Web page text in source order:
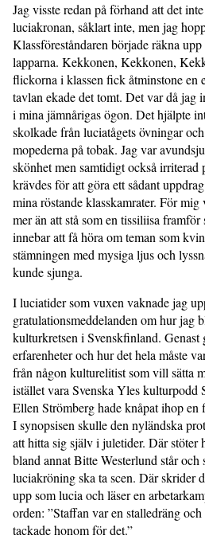
Jag visste redan på förhand att det
luciakronan, såklart inte, men jag
Klassföreståndaren började räkna
lapparna. Kekkonen, Kekkonen,
flickorna i klassen fick åtminstone en
tavlan ekade det tomt. Det var då jag
i mina jämnårigas ögon. Det hjälpte
skolkade från luciatågets övningar
mopederna på tobak. Jag var
skönhet men samtidigt också irriterad
krävdes för att göra ett sådant
mina röstande klasskamrater. För
mer än att stå som en tissiliisa
innebar att få höra om teman som
stämningen med mysiga ljus och
kunde sjunga.
I luciatider som vuxen vaknade jag
gratulationsmeddelanden om hur jag
kulturkretsen i Svenskfinland.
erfarenheter och hur det hela måste
från någon kulturelitist som vill sätta
istället vara Svenska Yles kulturpodd
Ellen Strömberg hade knåpat ihop
I synopsisen skulle den nyländska
att hitta sig själv i juletider. Där stöter
bland annat Bitte Westerlund står och
luciakröning ska ta scen. Där skrider
upp som lucia och läser en
orden: ”Staffan var en stalledräng
tackade honom för det.”